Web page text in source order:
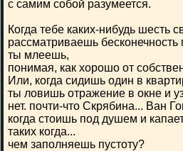
с самим собой разумеется.
Когда тебе каких-нибудь шесть
рассматриваешь бесконечность
ты млеешь,
понимая, как хорошо от
Или, когда сидишь один в
ты ловишь отражение в окне и
нет. почти-что Скрябина... Ван
когда стоишь под душем и
таких когда...
чем заполняешь пустоту?